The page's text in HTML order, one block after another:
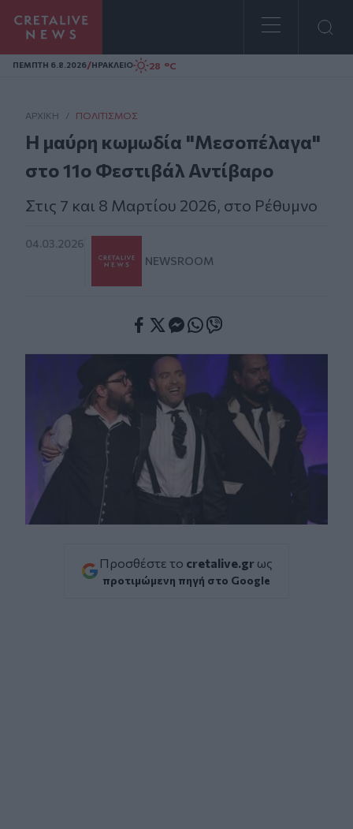
Homepage
ΠΕΜΠΤΗ 6.8.2026/ΗΡΑΚΛΕΙΟ 28 °C
ΑΡΧΙΚΗ / ΠΟΛΙΤΙΣΜΌΣ
H μαύρη κωμωδία "Μεσοπέλαγα"
στο 11ο Φεστιβάλ Αντίβαρο
Στις 7 και 8 Μαρτίου 2026, στο Ρέθυμνο
04.03.2026
NEWSROOM
Προσθέστε το cretalive.gr ως
προτιμώμενη πηγή στο Google